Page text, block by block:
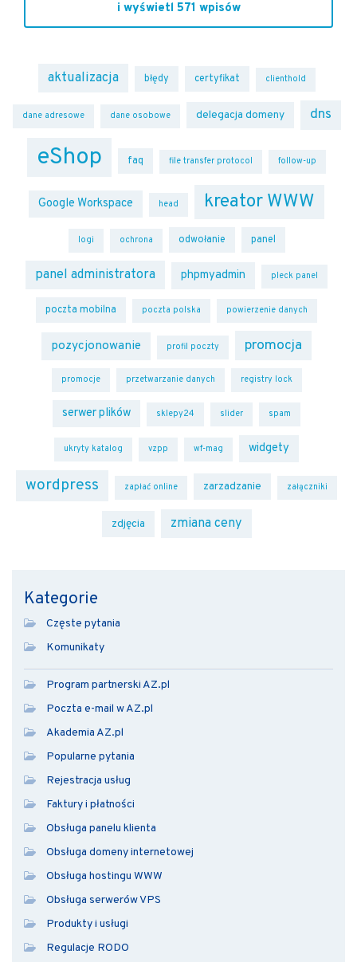
i wyświetl 571 wpisów
aktualizacja błędy certyfikat clienthold
dane adresowe dane osobowe delegacja domeny dns
eShop faq file transfer protocol follow-up
Google Workspace head kreator WWW
logi ochrona odwołanie panel
panel administratora phpmyadmin pleck panel
poczta mobilna poczta polska powierzenie danych
pozycjonowanie profil poczty promocja
promocje przetwarzanie danych registry lock
serwer plików sklepy24 slider spam
ukryty katalog vzpp wf-mag widgety
wordpress zapłać online zarzadzanie załączniki
zdjęcia zmiana ceny
Kategorie
Częste pytania
Komunikaty
Program partnerski AZ.pl
Poczta e-mail w AZ.pl
Akademia AZ.pl
Popularne pytania
Rejestracja usług
Faktury i płatności
Obsługa panelu klienta
Obsługa domeny internetowej
Obsługa hostingu WWW
Obsługa serwerów VPS
Produkty i usługi
Regulacje RODO